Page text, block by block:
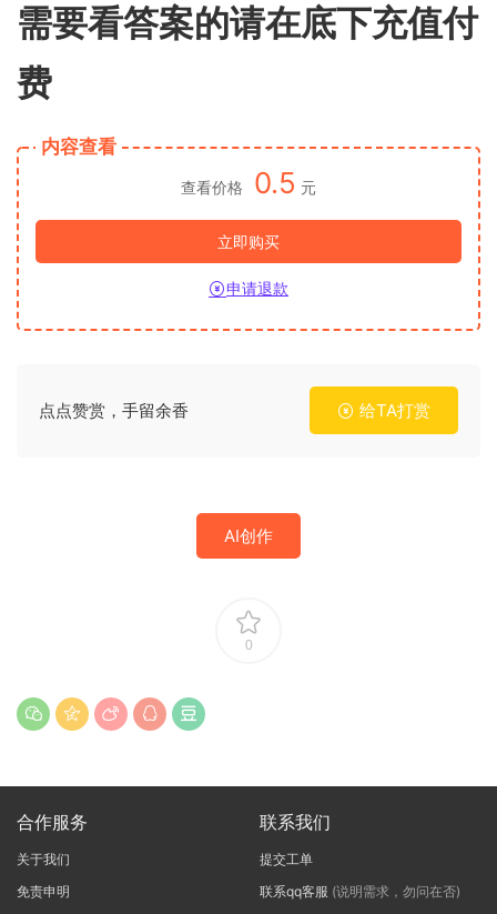
需要看答案的请在底下充值付
费
内容查看
查看价格 0.5 元
立即购买
申请退款
点点赞赏，手留余香 给TA打赏
AI创作
0
合作服务
关于我们
免责申明
联系我们
提交工单
联系qq客服 (说明需求，勿问在否)